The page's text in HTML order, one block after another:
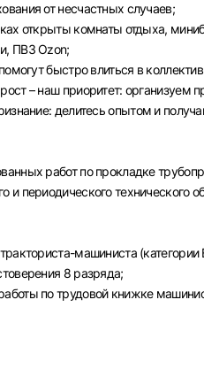
от несчастных случаев;
открыты комнаты отдыха,
ПВЗ Ozon;
быстро влиться в
– наш приоритет:
делитесь опытом и
работ по прокладке
и периодического
машиниста
8 разряда;
по трудовой книжке